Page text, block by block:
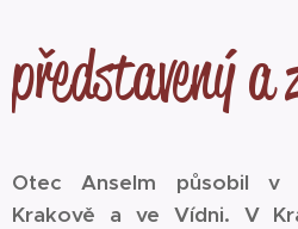
představený
Otec Anselm působil v
Krakově a ve Vídni. V